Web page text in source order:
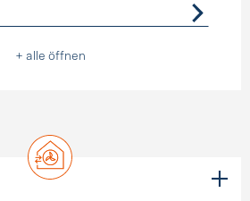
+ alle öffnen